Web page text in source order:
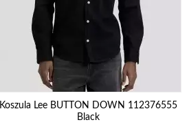
Koszula Lee BUTTON DOWN 112376555
Black